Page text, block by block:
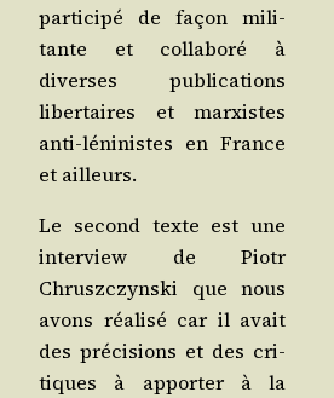
par­ti­ci­pé de façon mili­
tante et col­la­bo­ré à
diverses publi­ca­tions
liber­taires et mar­xistes
anti-léni­nistes en France
et ailleurs.
Le second texte est une
inter­view de Pio­tr
Chruszc­zyns­ki que nous
avons réa­li­sé car il avait
des pré­ci­sions et des cri­
tiques à appor­ter à la